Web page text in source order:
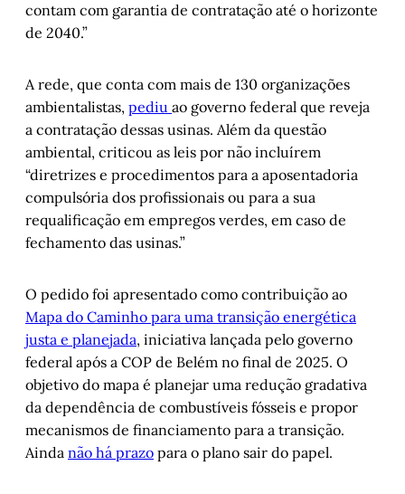
contam com garantia de contratação até o horizonte
de 2040.”
A rede, que conta com mais de 130 organizações
ambientalistas, pediu ao governo federal que reveja
a contratação dessas usinas. Além da questão
ambiental, criticou as leis por não incluírem
“diretrizes e procedimentos para a aposentadoria
compulsória dos profissionais ou para a sua
requalificação em empregos verdes, em caso de
fechamento das usinas.”
O pedido foi apresentado como contribuição ao
Mapa do Caminho para uma transição energética
justa e planejada, iniciativa lançada pelo governo
federal após a COP de Belém no final de 2025. O
objetivo do mapa é planejar uma redução gradativa
da dependência de combustíveis fósseis e propor
mecanismos de financiamento para a transição.
Ainda não há prazo para o plano sair do papel.